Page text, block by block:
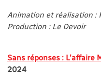
Animation et réalisation :
Production : Le Devoir
Sans réponses : L'affaire
2024